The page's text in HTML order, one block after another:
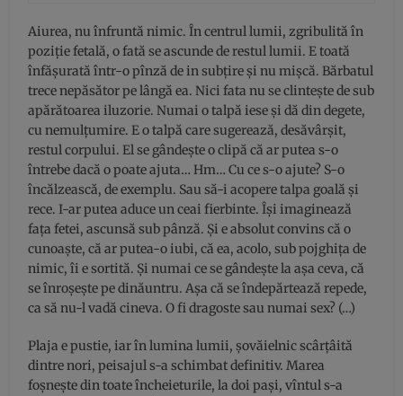
Aiurea, nu înfruntă nimic. În centrul lumii, zgribulită în
poziție fetală, o fată se ascunde de restul lumii. E toată
înfășurată într-o pînză de in subțire și nu mișcă. Bărbatul
trece nepăsător pe lângă ea. Nici fata nu se clintește de sub
apărătoarea iluzorie. Numai o talpă iese și dă din degete,
cu nemulțumire. E o talpă care sugerează, desăvârșit,
restul corpului. El se gândește o clipă că ar putea s-o
întrebe dacă o poate ajuta… Hm… Cu ce s-o ajute? S-o
încălzească, de exemplu. Sau să-i acopere talpa goală și
rece. I-ar putea aduce un ceai fierbinte. Își imaginează
fața fetei, ascunsă sub pânză. Și e absolut convins că o
cunoaște, că ar putea-o iubi, că ea, acolo, sub pojghița de
nimic, îi e sortită. Și numai ce se gândește la așa ceva, că
se înroșește pe dinăuntru. Așa că se îndepărtează repede,
ca să nu-l vadă cineva. O fi dragoste sau numai sex? (…)
Plaja e pustie, iar în lumina lumii, șovăielnic scârțâită
dintre nori, peisajul s-a schimbat definitiv. Marea
foșnește din toate încheieturile, la doi pași, vîntul s-a